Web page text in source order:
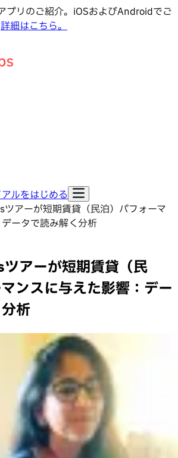
プリのご紹介。iOSおよびAndroidでご
詳細はこちら。
ルをはじめる
アーが短期賃貸（民泊）パフォーマ
ータで読み解く分析
アーが短期賃貸（民
ンスに与えた影響：デー
析